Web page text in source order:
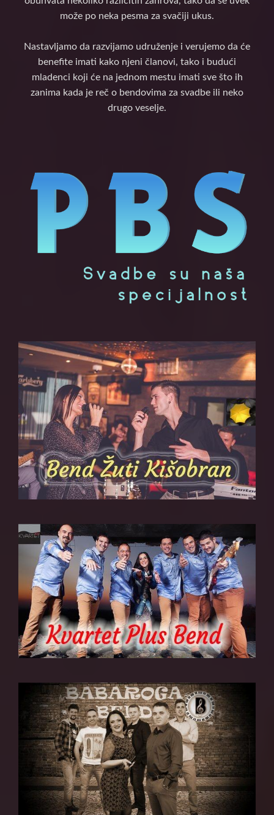
može po neka pesma za svačiji ukus.
Nastavljamo da razvijamo udruženje i verujemo da će
benefite imati kako njeni članovi, tako i budući
mladenci koji će na jednom mestu imati sve što ih
zanima kada je reč o bendovima za svadbe ili neko
drugo veselje.